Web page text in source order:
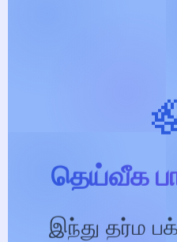
தெய்வீக
இந்து தர்ம